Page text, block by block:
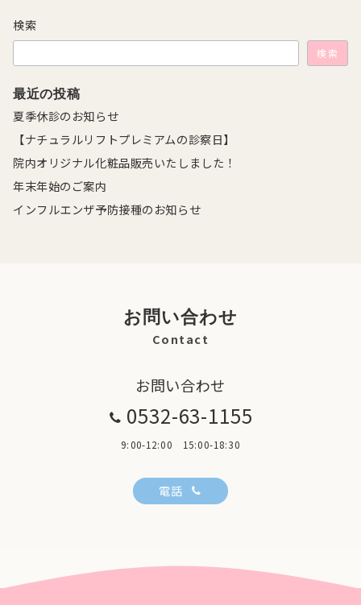
検索
検索
最近の投稿
夏季休診のお知らせ
【ナチュラルリフトプレミアムの診察日】
院内オリジナル化粧品販売いたしました！
年末年始のご案内
インフルエンザ予防接種のお知らせ
お問い合わせ
Contact
お問い合わせ
0532-63-1155
9:00-12:00 15:00-18:30
電話